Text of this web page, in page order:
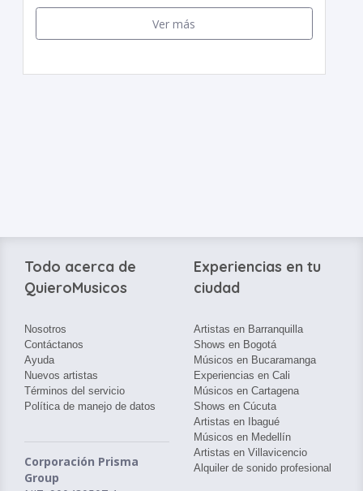
Ver más
Todo acerca de
QuieroMusicos
Nosotros
Contáctanos
Ayuda
Nuevos artistas
Términos del servicio
Política de manejo de datos
Corporación Prisma
Group
Experiencias en tu
ciudad
Artistas en Barranquilla
Shows en Bogotá
Músicos en Bucaramanga
Experiencias en Cali
Músicos en Cartagena
Shows en Cúcuta
Artistas en Ibagué
Músicos en Medellín
Artistas en Villavicencio
Alquiler de sonido profesional